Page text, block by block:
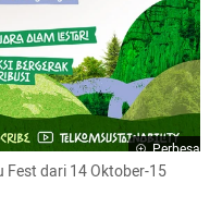
Perbesar
Fest dari 14 Oktober-15